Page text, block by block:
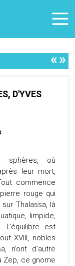
«»
D'YVES
sphères, où
leur mort,
commence
rouge qui
Thalassa, là
limpide,
est
XVIII, nobles
n’ont d’autre
Zep, ce gnome